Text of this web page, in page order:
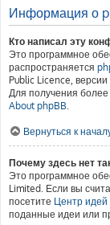
Информация о
Кто написал эту
Это программное
распространяется
Public Licence,
Для получения
About phpBB.
Вернуться к
Почему здесь нет
Это программное
Limited. Если вы
посетите Центр идей
поданные идеи или